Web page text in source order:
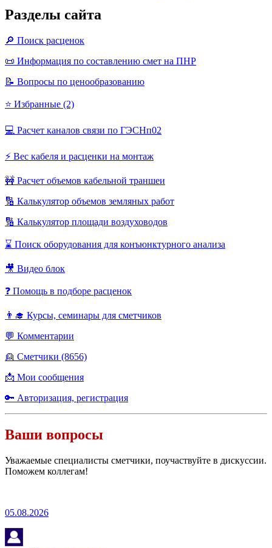
Разделы сайта
🔎 Поиск расценок
📜 Информация по составлению смет на ПНР
📝 Вопросы по ценообразованию
⭐ Избранные (2)
💻 Расчет каналов связи по ГЭСНп02
⚡ Вес кабеля и расценки на монтаж
🚧 Расчет объемов кабельной траншеи
🔢 Калькулятор объемов земляных работ
🔢 Калькулятор площади воздуховодов
⌛ Поиск оборудования для конъюнктурного анализа
🎥 Видео блок
❓ Помощь в подборе расценок
👨‍🎓 Курсы, семинары для сметчиков
💬 Комментарии
👱 Сметчики (8656)
📩 Мои сообщения
🔑 Авторизация, регистрация
Ваши вопросы
Уважаемые специалисты сметчики, поучаствуйте в дискуссии.
Поможем коллегам!
05.08.2026